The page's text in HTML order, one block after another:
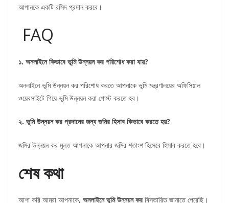
আপানকে একটি রসিদ প্রদান করবে।
FAQ
১. অনলাইনে কিভাবে ভূমি উন্নয়ন কর পরিশোধ করা যায়?
অনলাইনে ভূমি উন্নয়ন কর পরিশোধ করতে আপনাকে ভূমি মন্ত্রণালয়ের অফিসিয়াল
ওয়েবসাইটে গিয়ে ভূমি উন্নয়ন করা পোস্ট করতে হব।
২. ভূমি উন্নয়ন কর প্রদানের জন্য জমির হিসাব কিভাবে করতে হয়?
জমির উন্নয়ন কর মূলত আপনাকে আপনার জমির শতাংশ হিসেবে হিসাব করতে হবে।
শেষ কথা
আশা করি আমরা আপনাকে, অনলাইনে ভূমি উন্নয়ন কর বিস্তারিত জানাতে পেরেছি।